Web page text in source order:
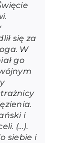
się za
W
go
i
(…).
siebie i